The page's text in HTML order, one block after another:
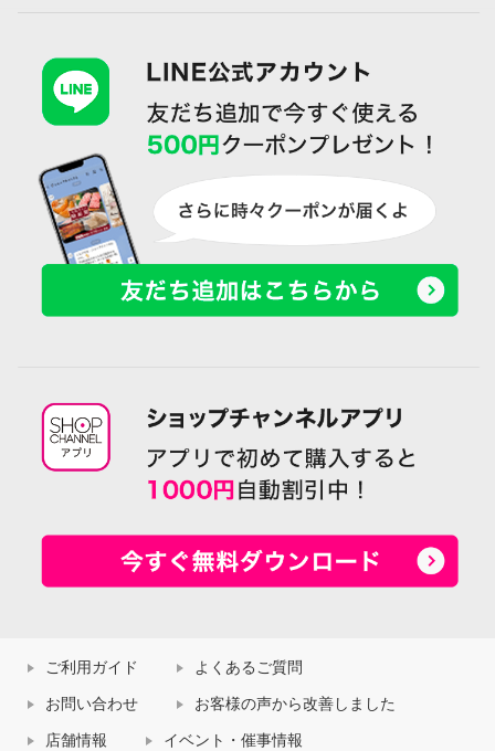
ご利用ガイド よくあるご質問
お問い合わせ お客様の声から改善しました
店舗情報 イベント・催事情報